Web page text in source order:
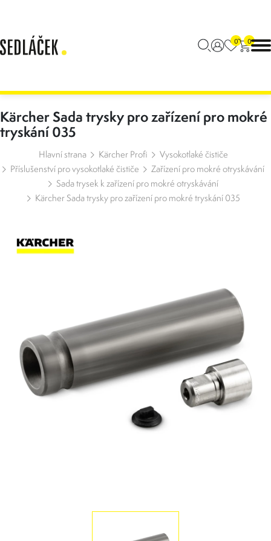
0 0
Kärcher Sada trysky pro zařízení pro mokré
tryskání 035
Hlavní strana Kärcher Profi
Vysokotlaké čističe
Příslušenství pro vysokotlaké čističe
Zařízení pro mokré otryskávání
Sada trysek k zařízení pro mokré otryskávání
Kärcher Sada trysky pro zařízení pro mokré tryskání 035